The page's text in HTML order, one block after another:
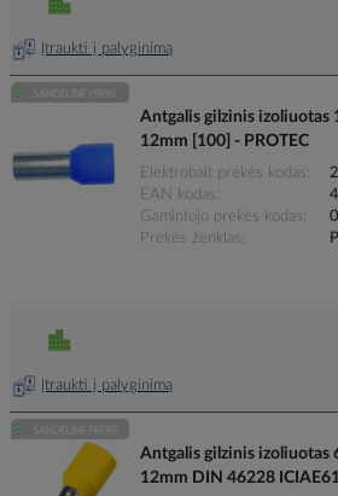
Įtraukti į palyginimą
Antgalis gilzinis izoliuotas
12mm [100] - PROTEC
Elektrobalt prekės kodas
EAN kodas
Gamintojo prekės kodas
Prekės ženklas
Įtraukti į palyginimą
Antgalis gilzinis izoliuotas
12mm DIN 46228